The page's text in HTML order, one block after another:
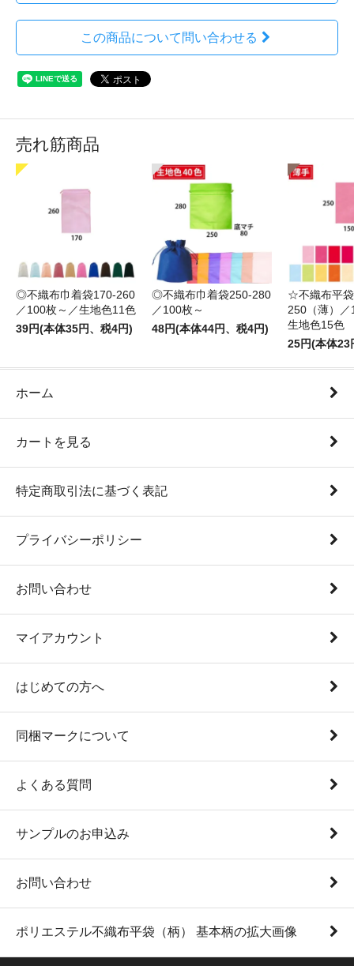
この商品について問い合わせる
売れ筋商品
◎不織布巾着袋170-260
／100枚～／生地色11色
39円(本体35円、税4円)
◎不織布巾着袋250-280
／100枚～
48円(本体44円、税4円)
☆不織布平
250（薄）
生地色15色
25円(本体23
ホーム
カートを見る
特定商取引法に基づく表記
プライバシーポリシー
お問い合わせ
マイアカウント
はじめての方へ
同梱マークについて
よくある質問
サンプルのお申込み
お問い合わせ
ポリエステル不織布平袋（柄） 基本柄の拡大画像